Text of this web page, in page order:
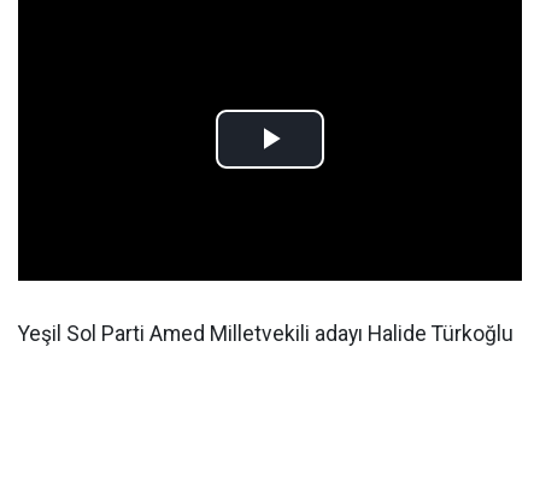
Yeşil Sol Parti Amed Milletvekili adayı Halide Türkoğlu